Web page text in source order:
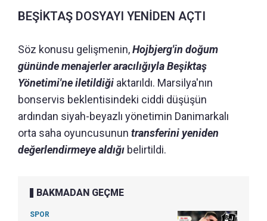
BEŞİKTAŞ DOSYAYI YENİDEN AÇTI
Söz konusu gelişmenin,Hojbjerg'in doğum
gününde menajerler aracılığıyla Beşiktaş
Yönetimi'ne iletildiği aktarıldı. Marsilya'nın
bonservis beklentisindeki ciddi düşüşün
ardından siyah-beyazlı yönetimin Danimarkalı
orta saha oyuncusunun transferini yeniden
değerlendirmeye aldığı belirtildi.
BAKMADAN GEÇME
SPOR